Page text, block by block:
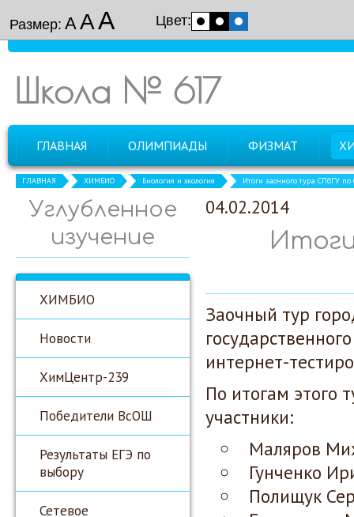
Размер: ААА Цвет:
Школа № 617
ГЛАВНАЯ ОЛИМПИАДЫ ФИЗМАТ
ГЛАВНАЯ ХИМБИО Биология и экология Итоги заочного тура СПбГУ по
Углубленное
изучение
ХИМБИО
Новости
ХимЦентр-239
Победители ВсОШ
Результаты ЕГЭ по
выбору
Сетевое
04.02.2014
Заочный тур
интернет-
По итогам этого
участники:
Маляров
Гунченко
Полищук